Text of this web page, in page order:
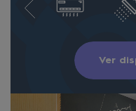
Ver